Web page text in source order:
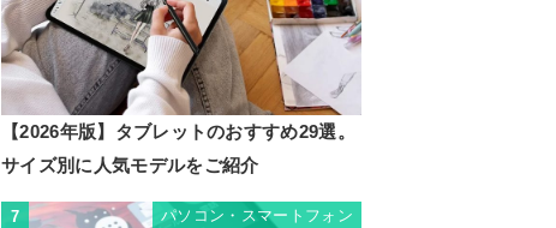
【2026年版】タブレットのおすすめ29選。
サイズ別に人気モデルをご紹介
7 パソコン・スマートフォン